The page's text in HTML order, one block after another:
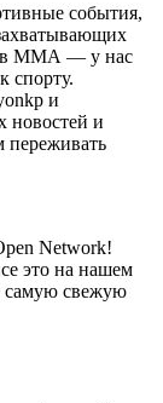
события,
в ММА — у нас
спорту.
и
новостей и
переживать
Network!
это на нашем
самую свежую